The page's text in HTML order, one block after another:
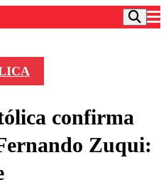
confirma
Zuqui: